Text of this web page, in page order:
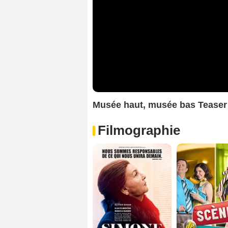
Musée haut, musée bas
Filmographie